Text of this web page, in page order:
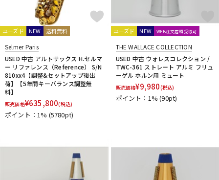
ユーズド NEW 送料無料
Selmer Paris
USED 中古 アルトサックス H.セルマ
ー リファレンス（Reference） S/N
810xx4【調整&セットアップ後出
荷】【5年間キーバランス調整無
料】
販売価格¥635,800(税込)
ポイント：1% (5780pt)
ユーズド NEW WEB注文店頭受取可
THE WALLACE COLLECTION
USED 中古 ウォレスコレクション /
TWC-361 ストレート アルミ フリュ
ーゲル ホルン用 ミュート
販売価格¥9,980(税込)
ポイント：1%(90pt)